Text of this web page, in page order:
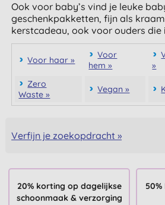
Ook voor baby’s vind je leuke
geschenkpakketten, fijn als
kerstcadeau, ook voor ouders die
Voor haar »
Voor
hem »
»
Zero
Waste »
Vegan »
Verfijn je zoekopdracht »
20% korting op dagelijkse
schoonmaak & verzorging